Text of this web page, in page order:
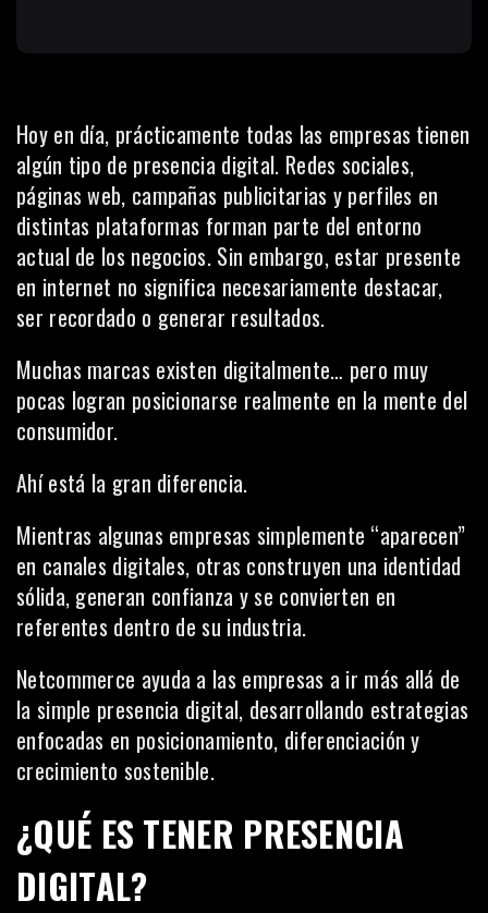
Hoy en día, prácticamente todas las empresas tienen
algún tipo de presencia digital. Redes sociales,
páginas web, campañas publicitarias y perfiles en
distintas plataformas forman parte del entorno
actual de los negocios. Sin embargo, estar presente
en internet no significa necesariamente destacar,
ser recordado o generar resultados.
Muchas marcas existen digitalmente… pero muy
pocas logran posicionarse realmente en la mente del
consumidor.
Ahí está la gran diferencia.
Mientras algunas empresas simplemente “aparecen”
en canales digitales, otras construyen una identidad
sólida, generan confianza y se convierten en
referentes dentro de su industria.
Netcommerce ayuda a las empresas a ir más allá de
la simple presencia digital, desarrollando estrategias
enfocadas en posicionamiento, diferenciación y
crecimiento sostenible.
¿QUÉ ES TENER PRESENCIA
DIGITAL?